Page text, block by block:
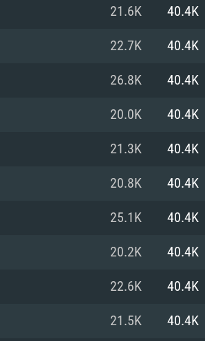
AMD
660. La
jeu est de
Carte
drivers:
570 et
ou
minimale
ne sont
Carte
support
derniers
pour AMD
Carte
drivers
21.6K 40.4K
22.7K 40.4K
26.8K 40.4K
20.0K 40.4K
21.3K 40.4K
20.8K 40.4K
25.1K 40.4K
20.2K 40.4K
22.6K 40.4K
21.5K 40.4K